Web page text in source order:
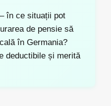
în ce situații pot
de pensie să
în Germania?
deductibile și merită